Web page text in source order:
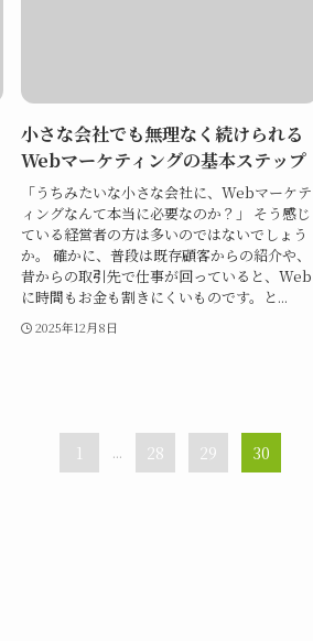
小さな会社でも無理なく続けられる
Webマーケティングの基本ステップ
「うちみたいな小さな会社に、Webマーケテ
ィングなんて本当に必要なのか？」 そう感じ
ている経営者の方は多いのではないでしょう
か。 確かに、普段は既存顧客からの紹介や、
昔からの取引先で仕事が回っていると、Web
に時間もお金も割きにくいものです。と...
2025年12月8日
1 ... 28 29 30